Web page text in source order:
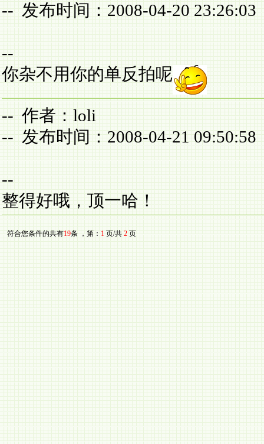
-- 发布时间：2008-04-20 23:26:03
--
你杂不用你的单反拍呢
-- 作者：loli
-- 发布时间：2008-04-21 09:50:58
--
整得好哦，顶一哈！
符合您条件的共有19条 ，第： 1 页/共 2 页